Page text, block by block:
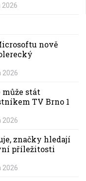
2026
nově
2026
může stát
TV Brno 1
2026
značky hledají
příležitosti
2026